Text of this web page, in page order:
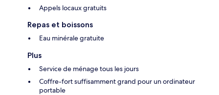
Appels locaux gratuits
Repas et boissons
Eau minérale gratuite
Plus
Service de ménage tous les jours
Coffre-fort suffisamment grand pour un ordinateur
portable